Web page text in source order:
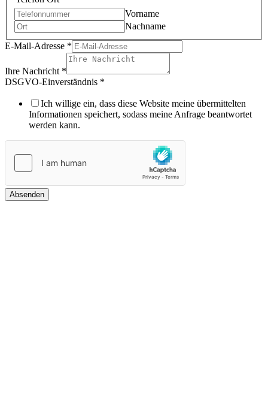
Vorname
Nachname
E-Mail-Adresse *
Ihre Nachricht *
DSGVO-Einverständnis *
Ich willige ein, dass diese Website meine übermittelten
Informationen speichert, sodass meine Anfrage beantwortet
werden kann.
Absenden